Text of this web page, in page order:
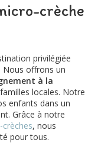
crèche
privilégiée
. Nous offrons un
à la
locales. Notre
enfants dans un
Grâce à notre
, nous
pour tous.